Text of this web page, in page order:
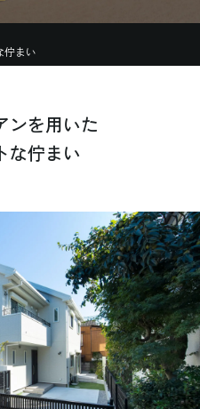
佇まい
ンを用いた
な佇まい